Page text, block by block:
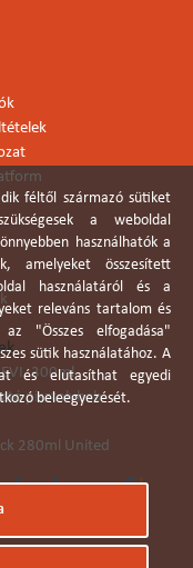
300ml
pisztolyhab
280ml United
féltől származó sütiket
a weboldal
használhatók a
amelyeket összesített
használatáról és a
releváns tartalom és
"Összes elfogadása"
sütik használatához. A
és elutasíthat egyedi
beleegyezését.